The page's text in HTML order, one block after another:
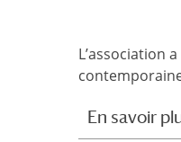
L’association
En savoir